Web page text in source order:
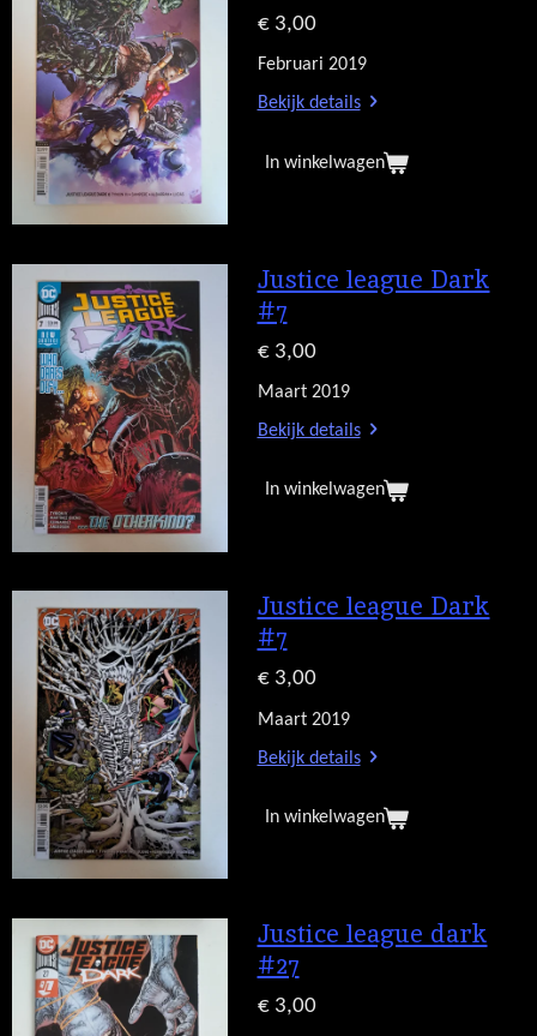
€ 3,00
Februari 2019
Bekijk details
In winkelwagen
Justice league Dark
#7
€ 3,00
Maart 2019
Bekijk details
In winkelwagen
Justice league Dark
#7
€ 3,00
Maart 2019
Bekijk details
In winkelwagen
Justice league dark
#27
€ 3,00